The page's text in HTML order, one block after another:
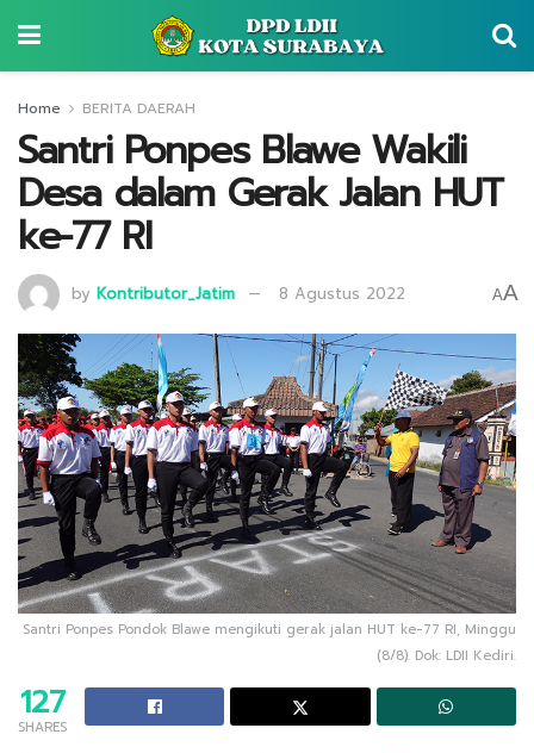
Home BERITA DAERAH
Santri Ponpes Blawe Wakili
Desa dalam Gerak Jalan HUT
ke-77 RI
by Kontributor_Jatim 8 Agustus 2022 AA
Santri Ponpes Pondok Blawe mengikuti gerak jalan HUT ke-77 RI, Minggu
(8/8). Dok: LDII Kediri.
127
SHARES